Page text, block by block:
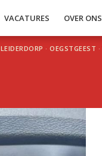
VACATURES OVER ONS
LEIDERDORP · OEGSTGEEST ·